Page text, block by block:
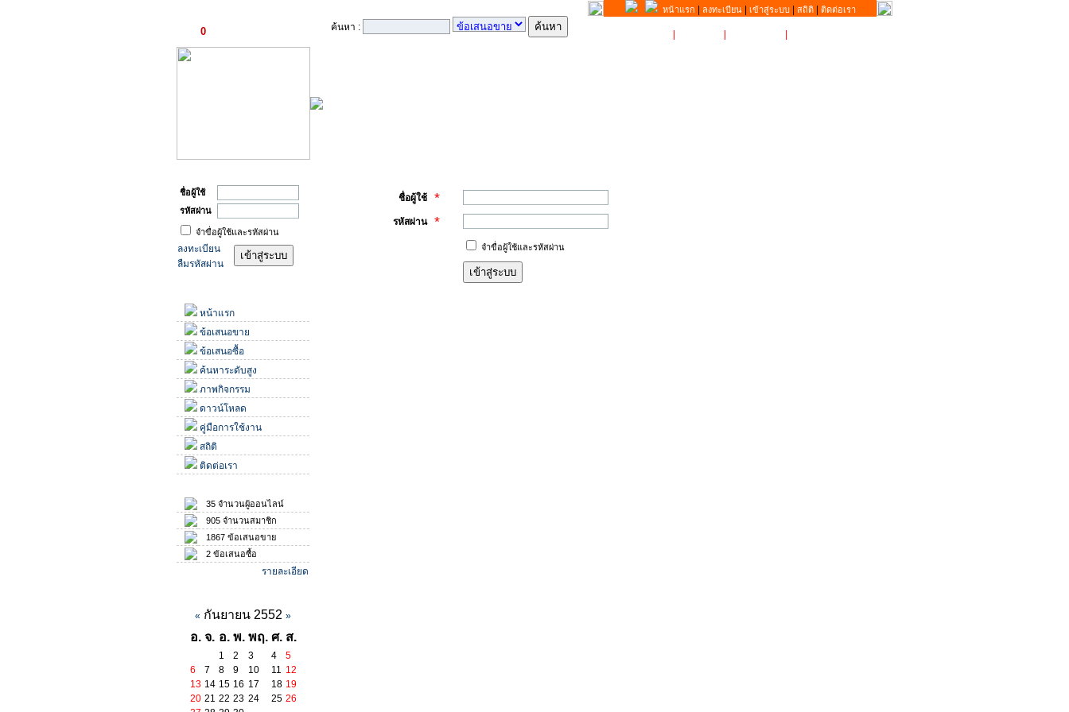
0
ค้นหา :
หน้าแรก ลงทะเบียน| เข้าสู่ระบบ| สถิติ| ติดต่อเรา
ชื่อผู้ใช้
รหัสผ่าน
จำขื่อผู้ใช้และรหัสผ่าน
ลงทะเบียน
ลืมรหัสผ่าน
หน้าแรก
ข้อเสนอขาย
ข้อเสนอซื้อ
ค้นหาระดับสูง
ภาพกิจกรรม
ดาวน์โหลด
คู่มือการใช้งาน
สถิติ
ติดต่อเรา
35 จำนวนผู้ออนไลน์
905 จำนวนสมาชิก
1867 ข้อเสนอขาย
2 ข้อเสนอซื้อ
รายละเอียด
« กันยายน 2552 »
อ. จ. อ. พ. พฤ. ศ. ส.
1 2 3 4
5
6
7 8 9 10 11 12
13 14 15 16 17 18 19
20 21 22 23 24 25 26
ชื่อผู้ใช้ *
รหัสผ่าน *
จำขื่อผู้ใช้และรหัสผ่าน